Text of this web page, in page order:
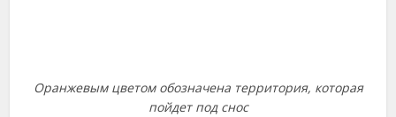
Оранжевым цветом обозначена территория, которая
пойдет под снос